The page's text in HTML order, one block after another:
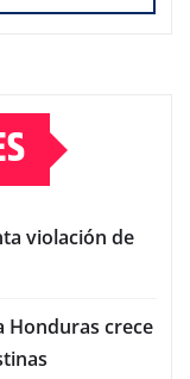
violación de
Honduras crece